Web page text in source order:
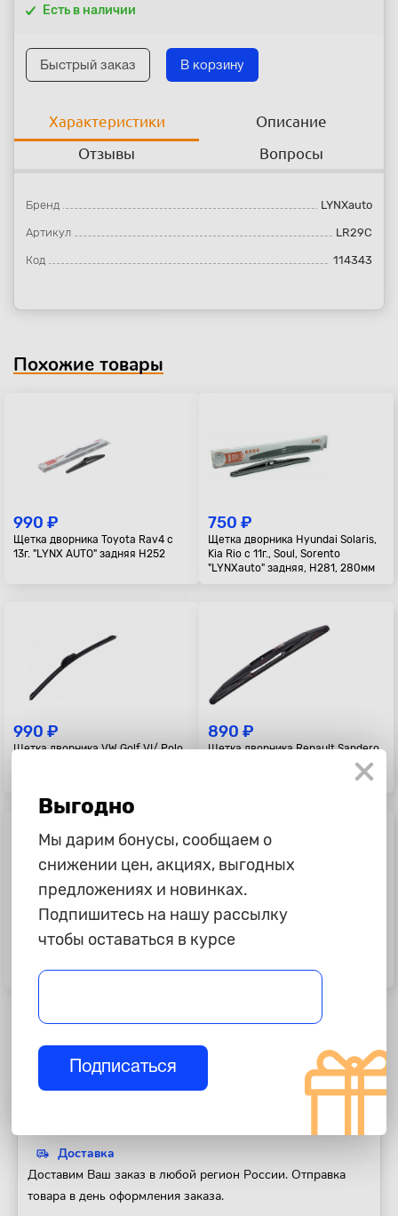
Есть в наличии
Быстрый заказ В корзину
Характеристики
Описание
Отзывы
Вопросы
Бренд LYNXauto
Артикул LR29C
Код 114343
Похожие товары
990 ₽
Щетка дворника Toyota Rav4 с
13г. "LYNX AUTO" задняя H252
750 ₽
Щетка дворника Hyundai Solaris,
Kia Rio с 11г., Soul, Sorento
"LYNXauto" задняя, H281, 280мм
990 ₽
Щетка дворника VW Golf VI/ Polo
890 ₽
Щетка дворника Renault Sandero
1 290 ₽
05г, Touran "Bosch" задняя A331H
1 260 ₽
"Lynx"
Доставка
Доставим Ваш заказ в любой регион России. Отправка
товара в день оформления заказа.
Выгодно
Мы дарим бонусы, сообщаем о
снижении цен, акциях, выгодных
предложениях и новинках.
Подпишитесь на нашу рассылку
чтобы оставаться в курсе
Подписаться